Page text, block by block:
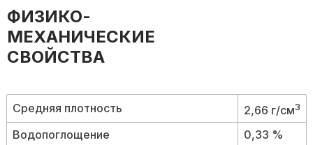
ФИЗИКО-
МЕХАНИЧЕСКИЕ
СВОЙСТВА
Средняя плотность 2,66 г/см3
Водопоглощение
0,33 %